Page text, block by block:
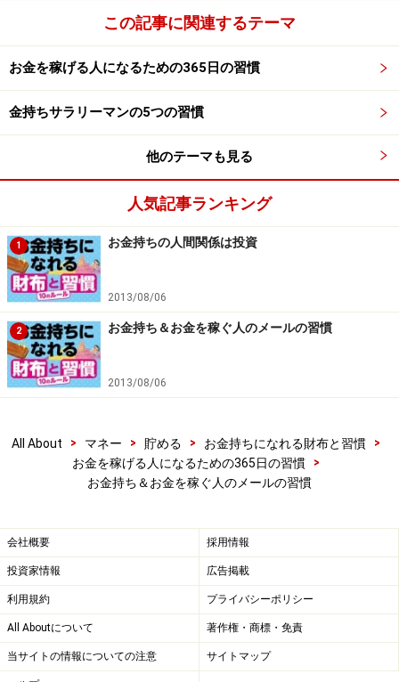
ういう人に仕事は集中し、結果としてお金を稼ぐことが
できるのです」
す！
教えてくれたのは……
和仁達也さん
ビジョンとお金を両立させる専門家、ビジョナリーパー
トナー。1972年生まれ。名古屋大学卒業後、２７歳で起
業。現在、（株）ワニマネジメントコンサルティング代
表。企業や歯科医院のコンサルティングの他、最近では
コンサルタントや士業に、顧客の成果を出して高額報酬
著書に13刷のロングセラー「世界一受けたいお金の授
業」（http://tinyurl.com/4nej4lf）ほか。
取材・文／本間大樹 イラスト／竹松勇二 パネル・図
版／引間良基
※記事内容は執筆時点のものです。最新の内容をご確認くださ
い。
この記事に関連するテーマ
お金を稼げる人になるための365日の習慣
金持ちサラリーマンの5つの習慣
他のテーマも見る
人気記事ランキング
1 お金持ちの人間関係は投資
2013/08/06
2 お金持ち＆お金を稼ぐ人のメールの習慣
2013/08/06
All About > マネー > 貯める > お金持ちになれる財布と習慣
>
お金を稼げる人になるための365日の習慣
>
お金持ち＆お金を稼ぐ人のメールの習慣
会社概要 採用情報
投資家情報 広告掲載
利用規約 プライバシーポリシー
All Aboutについて 著作権・商標・免責
当サイトの情報についての注意 サイトマップ